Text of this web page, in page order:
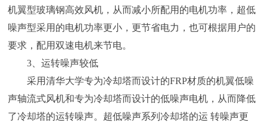
机翼型玻璃钢高效风机，从而减小所配用的电机功率，超低
噪声型采用的电机功率更小，更节省电力，也可根据用户的
要求，配用双速电机来节电。
3、运转噪声较低
采用清华大学专为冷却塔而设计的FRP材质的机翼低噪
声轴流式风机和专为冷却塔而设计的低噪声电机，从而降低
了冷却塔的运转噪声。超低噪声系列冷却塔的运 转噪声更